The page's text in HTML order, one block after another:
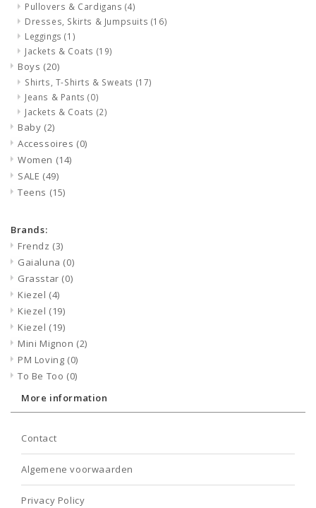
Pullovers & Cardigans(4)
Dresses, Skirts & Jumpsuits (16)
Leggings(1)
Jackets & Coats (19)
Boys (20)
Shirts, T-Shirts & Sweats (17)
Jeans & Pants(0)
Jackets & Coats (2)
Baby (2)
Accessoires (0)
Women (14)
SALE (49)
Teens (15)
Brands:
Frendz (3)
Gaialuna (0)
Grasstar (0)
Kiezel (4)
Kiezel (19)
Kiezel (19)
Mini Mignon (2)
PM Loving (0)
To Be Too (0)
More information
Contact
Algemene voorwaarden
Privacy Policy